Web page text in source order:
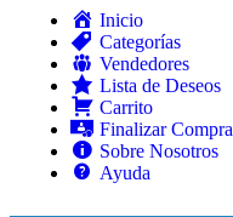
Inicio
Categorías
Vendedores
Lista de Deseos
Carrito
Finalizar Compra
Sobre Nosotros
Ayuda